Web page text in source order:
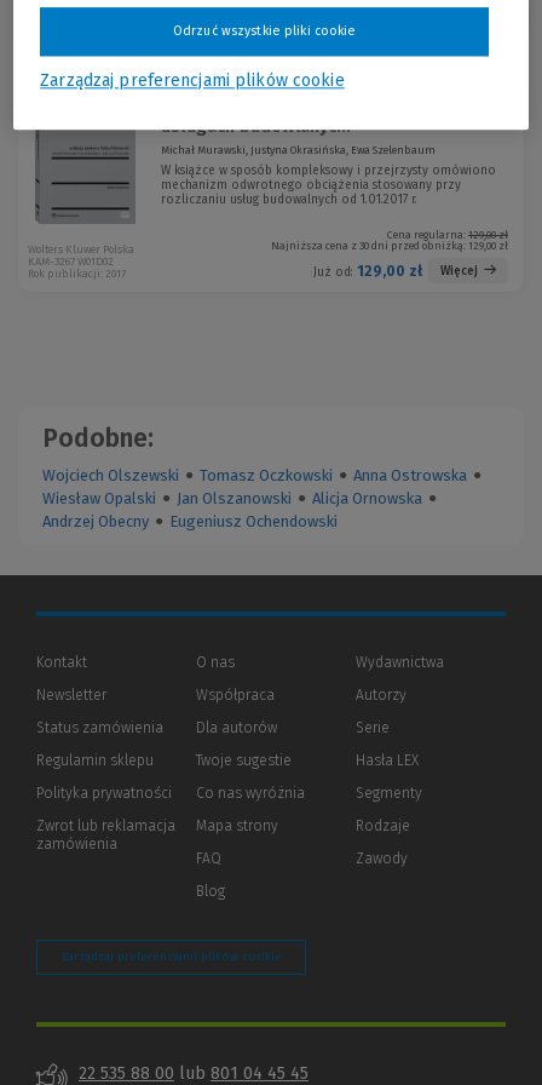
usługach budowlanyc...
Michał Murawski, Justyna Okrasińska, Ewa Szelenbaum
W książce w sposób kompleksowy i przejrzysty omówiono
mechanizm odwrotnego obciążenia stosowany przy
rozliczaniu usług budowalnych od 1.01.2017 r.
Cena regularna: 129,00 zł
Najniższa cena z 30 dni przed obniżką: 129,00 zł
Już od: 129,00 zł Więcej
Wolters Kluwer Polska
KAM-3267 W01D02
Rok publikacji: 2017
Podobne:
Wojciech Olszewski ● Tomasz Oczkowski ● Anna Ostrowska ●
Wiesław Opalski ● Jan Olszanowski ● Alicja Ornowska ●
Andrzej Obecny ● Eugeniusz Ochendowski
Kontakt
Newsletter
Status zamówienia
Regulamin sklepu
Polityka prywatności (Nowe
(Link
innej
Zwrot lub reklamacja
zamówienia
O nas
Współpraca
Dla autorów(Nowe
(Link
innej
strony)
Twoje sugestie
Co nas wyróżnia
Mapa strony
FAQ
Blog
Wydawnictwa
Autorzy
Serie
Hasła LEX
Segmenty
Rodzaje
Zawody
Zarządzaj preferencjami plików cookie
22 535 88 00 lub 801 04 45 45
Zarządzaj preferencjami plików cookie
Odrzuć wszystkie pliki cookie